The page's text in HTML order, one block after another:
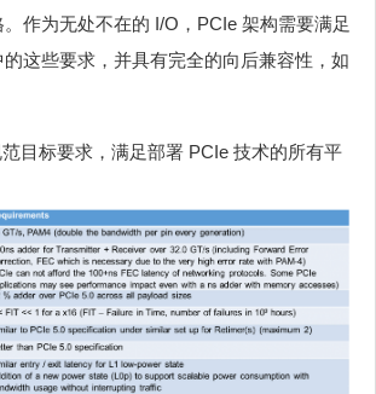
作为无处不在的 I/O，PCIe 架构需要满足
这些要求，并具有完全的向后兼容性，如
目标要求，满足部署 PCIe 技术的所有平